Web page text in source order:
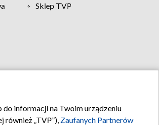
Sklep TVP
informacji na Twoim urządzeniu
również „TVP”), Zaufanych Partnerów